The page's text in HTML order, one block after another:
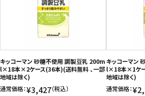
SHOP GUIDE
お問い合わせ
特定商取引法表示について
プライバシーポリシー
キッコーマン 砂糖不使用 調製豆乳 200m
l×18本×2ケース(36本)(送料無料 、一部
地域は除く)
通常価格：¥3,427（税込）
キッコーマン
l×18本×1ケー
地域は除く)
通常価格：